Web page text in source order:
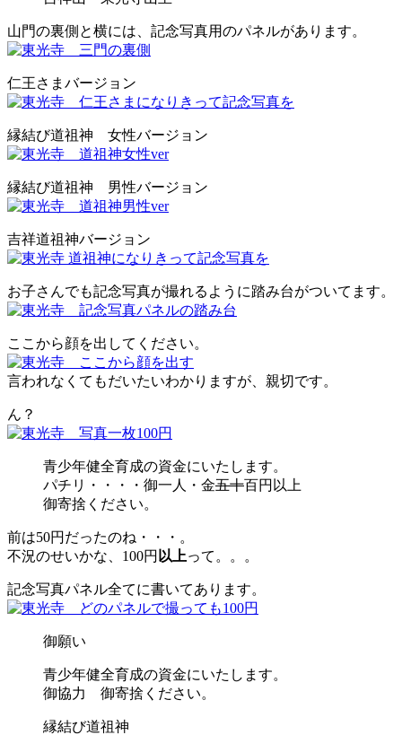
山門の裏側と横には、記念写真用のパネルがあります。
仁王さまバージョン
縁結び道祖神 女性バージョン
縁結び道祖神 男性バージョン
吉祥道祖神バージョン
お子さんでも記念写真が撮れるように踏み台がついてます。
ここから顔を出してください。
言われなくてもだいたいわかりますが、親切です。
ん？
青少年健全育成の資金にいたします。
パチリ・・・・御一人・金五十百円以上
御寄捨ください。
前は50円だったのね・・・。
不況のせいかな、100円 以上って。。。
記念写真パネル全てに書いてあります。
御願い
青少年健全育成の資金にいたします。
御協力 御寄捨ください。
縁結び道祖神